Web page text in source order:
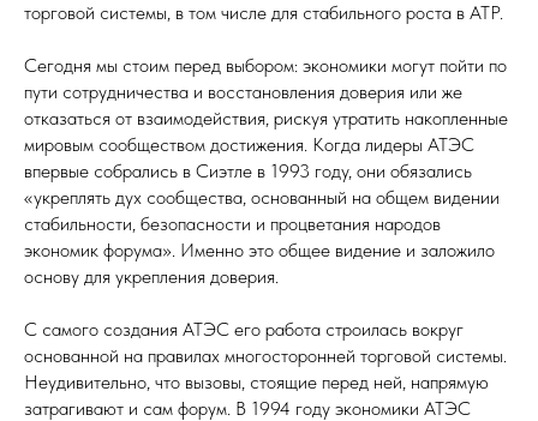
торговой системы, в том числе для стабильного роста в АТР.
Сегодня мы стоим перед выбором: экономики могут пойти по
пути сотрудничества и восстановления доверия или же
отказаться от взаимодействия, рискуя утратить накопленные
мировым сообществом достижения. Когда лидеры АТЭС
впервые собрались в Сиэтле в 1993 году, они обязались
«укреплять дух сообщества, основанный на общем видении
стабильности, безопасности и процветания народов
экономик форума». Именно это общее видение и заложило
основу для укрепления доверия.
С самого создания АТЭС его работа строилась вокруг
основанной на правилах многосторонней торговой системы.
Неудивительно, что вызовы, стоящие перед ней, напрямую
затрагивают и сам форум. В 1994 году экономики АТЭС